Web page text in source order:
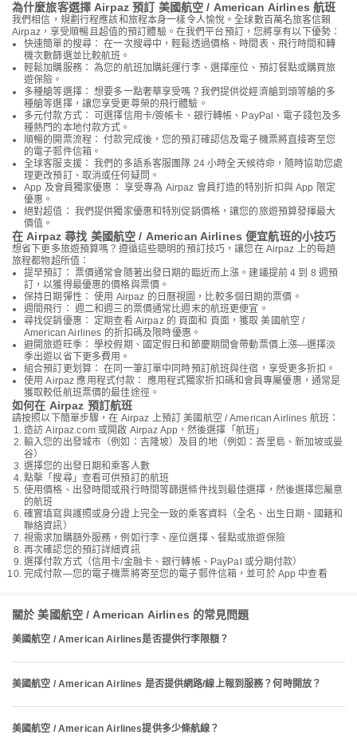
為什麼旅客選擇 Airpaz 預訂 美國航空 / American Airlines 航班
我們相信，規劃行程應該和旅程本身一樣令人愉悅。全球數百萬名旅客信賴
Airpaz，享受順暢且超值的預訂體驗。在我們平台預訂，您將享有以下優勢：
快速簡單的搜尋： 在一次搜尋中，輕鬆透過價格、時間表、飛行時間和轉
機次數篩選並比較航班。
輕鬆加購服務： 為您的航班加購託運行李、選擇座位、預訂餐點或購買旅
遊保險。
多種艙等選擇： 想要多一點奢華享受嗎？我們提供從經濟艙到頭等艙的多
種艙等選擇，讓您享受更尊榮的飛行體驗。
多元付款方式： 可選擇信用卡/簽帳卡、銀行轉帳、PayPal、電子錢包及多
種熱門的本地付款方式。
順暢的開票流程： 付款完成後，您的預訂確認信及電子機票將直接寄至您
的電子郵件信箱。
全球客服支援： 我們的多語系客服團隊 24 小時全天候待命，隨時協助您處
理更改預訂、取消或任何疑問。
App 及會員獨家優惠： 享受專為 Airpaz 會員打造的特別折扣與 App 限定
優惠。
絕對超值： 我們提供獨家優惠和特別促銷價格，讓您的旅遊預算發揮最大
價值。
在 Airpaz 尋找 美國航空 / American Airlines 便宜航班的小技巧
想省下更多旅遊預算嗎？遵循這些聰明的預訂技巧，讓您在 Airpaz 上的每趟
旅程都物超所值：
提早預訂： 票價通常會隨著出發日期的臨近而上漲。建議提前 4 到 8 週預
訂，以獲得最優惠的價格與票價。
保持日期彈性： 使用 Airpaz 的日曆視圖，比較多個日期的票價。
週間飛行： 週二和週三的票價通常比週末的航班更便宜。
尋找促銷優惠： 定期查看 Airpaz 的 頁面和 頁面，獲取 美國航空 /
American Airlines 的折扣碼及限時優惠。
避開旅遊旺季： 學校假期、國定假日和節慶期間會帶動票價上漲—選擇淡
季出遊以省下更多費用。
組合預訂更划算： 在同一筆訂單中同時預訂航班與住宿，享受更多折扣。
使用 Airpaz 應用程式付款： 應用程式獨家折扣碼和會員專屬優惠，通常是
獲取較低航班票價的最佳途徑。
如何在 Airpaz 預訂航班
請按照以下簡單步驟，在 Airpaz 上預訂 美國航空 / American Airlines 航班：
造訪 Airpaz.com 或開啟 Airpaz App，然後選擇「航班」
輸入您的出發城市（例如：吉隆坡）及目的地（例如：峇里島、新加坡或曼
谷）
選擇您的出發日期和乘客人數
點擊「搜尋」查看可供預訂的航班
使用價格、出發時間或飛行時間等篩選條件找到最佳選擇，然後選擇您屬意
的航班
確實填寫與護照或身分證上完全一致的乘客資料（全名、出生日期、國籍和
聯絡資訊）
視需求加購額外服務，例如行李、座位選擇、餐點或旅遊保險
再次確認您的預訂詳細資訊
選擇付款方式（信用卡/金融卡、銀行轉帳、PayPal 或分期付款）
完成付款—您的電子機票將寄至您的電子郵件信箱，並可於 App 中查看
關於 美國航空 / American Airlines 的常見問題
美國航空 / American Airlines是否提供行李限額？
美國航空 / American Airlines 是否提供網路/線上報到服務？何時開放？
美國航空 / American Airlines提供多少條航線？